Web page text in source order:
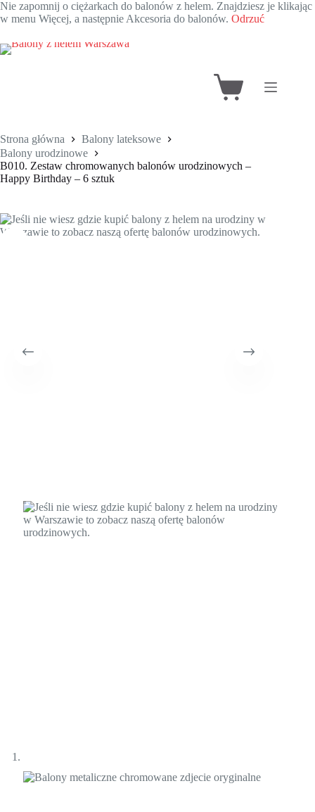
Nie zapomnij o ciężarkach do balonów z helem. Znajdziesz je klikając
w menu Więcej, a następnie Akcesoria do balonów. Odrzuć
Przejdź
Koszyk
Strona główna
Balony lateksowe
Balony urodzinowe
B010. Zestaw chromowanych balonów urodzinowych –
Happy Birthday – 6 sztuk